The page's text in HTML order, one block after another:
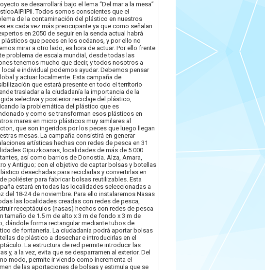
se desarrollará bajo el lema “Del mar a la mesa”
Todos somos conscientes que el
de la contaminación del plástico en nuestros
es cada vez más preocupante ya que como señalan
en 2050 de seguir en la senda actual habrá
plásticos que peces en los océanos, y por ello no
mirar a otro lado, es hora de actuar. Por ello frente
problema de escala mundial, desde todas las
tenemos mucho que decir, y todos nosotros a
local e individual podemos ayudar. Debemos pensar
y actuar localmente. Esta campaña de
que estará presente en todo el territorio
trasladar a la ciudadanía la importancia de la
selectiva y posterior reciclaje del plástico,
la problemática del plástico que es
y como se transforman esos plásticos en
mares en micro plásticos muy similares al
que son ingeridos por los peces que luego llegan
mesas. La campaña consistirá en generar
artísticas hechas con redes de pesca en 31
Gipuzkoanas, localidades de más de 5.000
así como barrios de Donostia. Alza, Amara,
y Antiguo; con el objetivo de captar bolsas y botellas
desechadas para reciclarlas y convertirlas en
poliéster para fabricar bolsas reutilizables. Esta
estará en todas las localidades seleccionadas a
del 18-24 de noviembre. Para ello instalaremos Nasas
las localidades creadas con redes de pesca,
receptáculos (nasas) hechos con redes de pesca
tamaño de 1.5 m de alto x 3 m de fondo x 3 m de
dándole forma rectangular mediante tubos de
de fontanería. La ciudadanía podrá aportar bolsas
de plástico a desechar e introducirlas en el
La estructura de red permite introducir las
y, a la vez, evita que se desparramen al exterior. Del
modo, permite ir viendo como incrementa el
de las aportaciones de bolsas y estimula que se